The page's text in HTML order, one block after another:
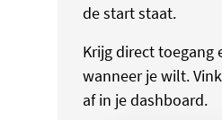
de start staat.
Krijg direct toegang
wanneer je wilt.
af in je dashboard.